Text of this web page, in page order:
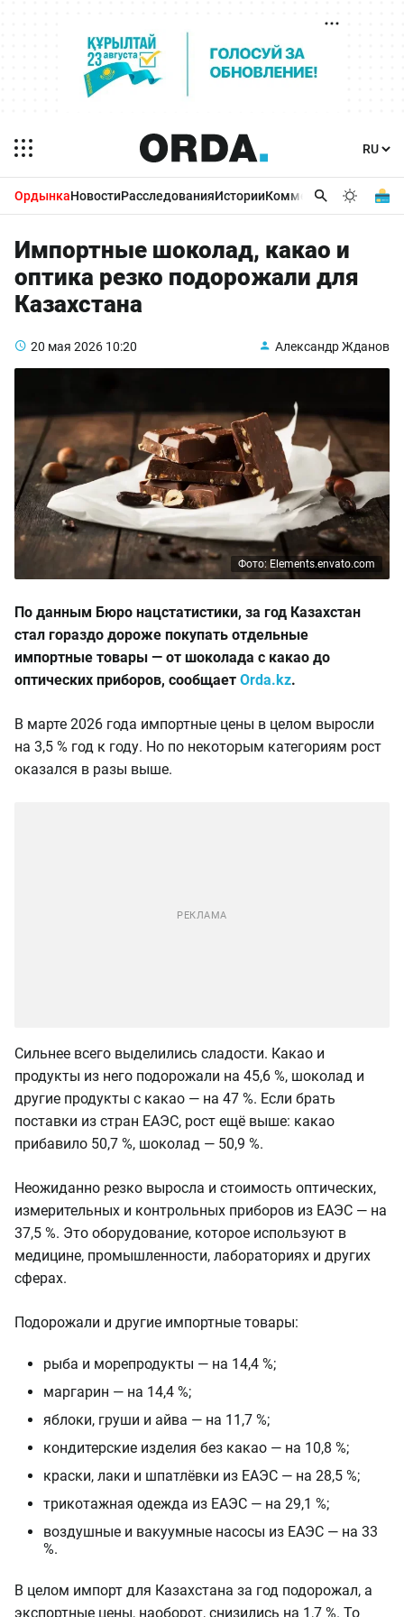
ОрдынкаНовостиРасследованияИсторииКомментарииБизнес
Импортные шоколад, какао и
оптика резко подорожали для
Казахстана
20 мая 2026 10:20 Александр Жданов
Фото: Elements.envato.com
По данным Бюро нацстатистики, за год Казахстан
стал гораздо дороже покупать отдельные
импортные товары — от шоколада с какао до
оптических приборов, сообщает Orda.kz.
В марте 2026 года импортные цены в целом выросли
на 3,5 % год к году. Но по некоторым категориям рост
оказался в разы выше.
Сильнее всего выделились сладости. Какао и
продукты из него подорожали на 45,6 %, шоколад и
другие продукты с какао — на 47 %. Если брать
поставки из стран ЕАЭС, рост ещё выше: какао
прибавило 50,7 %, шоколад — 50,9 %.
Неожиданно резко выросла и стоимость оптических,
измерительных и контрольных приборов из ЕАЭС — на
37,5 %. Это оборудование, которое используют в
медицине, промышленности, лабораториях и других
сферах.
Подорожали и другие импортные товары:
рыба и морепродукты — на 14,4 %;
маргарин — на 14,4 %;
яблоки, груши и айва — на 11,7 %;
кондитерские изделия без какао — на 10,8 %;
краски, лаки и шпатлёвки из ЕАЭС — на 28,5 %;
трикотажная одежда из ЕАЭС — на 29,1 %;
воздушные и вакуумные насосы из ЕАЭС — на 33
%.
В целом импорт для Казахстана за год подорожал, а
экспортные цены, наоборот, снизились на 1,7 %. То